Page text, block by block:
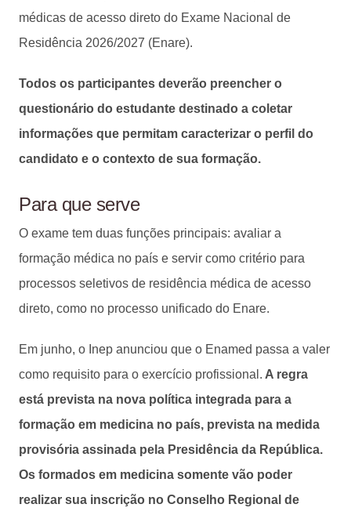
médicas de acesso direto do Exame Nacional de
Residência 2026/2027 (Enare).
Todos os participantes deverão preencher o
questionário do estudante destinado a coletar
informações que permitam caracterizar o perfil do
candidato e o contexto de sua formação.
Para que serve
O exame tem duas funções principais: avaliar a
formação médica no país e servir como critério para
processos seletivos de residência médica de acesso
direto, como no processo unificado do Enare.
Em junho, o Inep anunciou que o Enamed passa a valer
como requisito para o exercício profissional. A regra
está prevista na nova política integrada para a
formação em medicina no país, prevista na medida
provisória assinada pela Presidência da República.
Os formados em medicina somente vão poder
realizar sua inscrição no Conselho Regional de